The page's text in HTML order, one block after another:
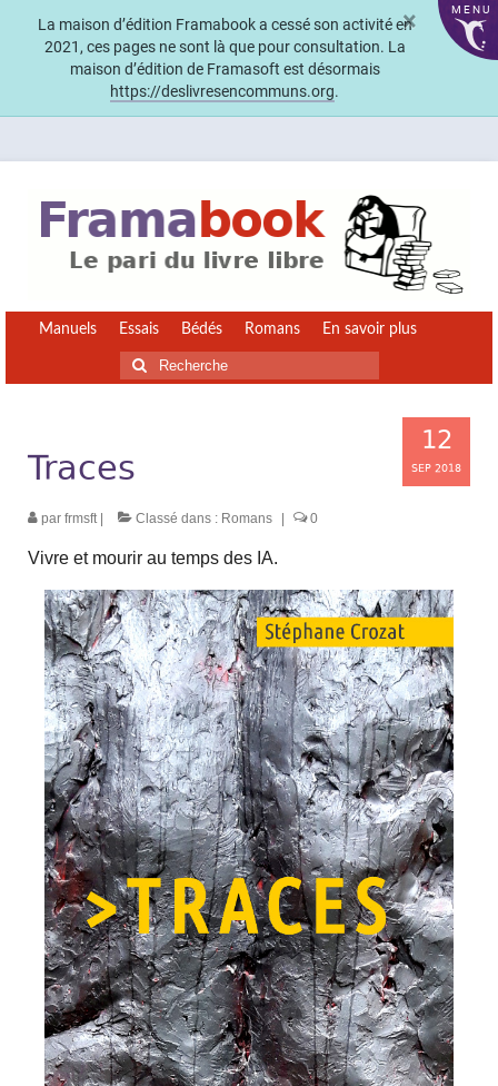
×
La maison d’édition Framabook a cessé son activité en
2021, ces pages ne sont là que pour consultation. La
maison d’édition de Framasoft est désormais
https://deslivresencommuns.org.
MENU
Manuels Essais Bédés Romans En savoir plus
Rechercher
:
12
SEP 2018
Traces
par frmsft | Classé dans : Romans | 0
Vivre et mourir au temps des IA.